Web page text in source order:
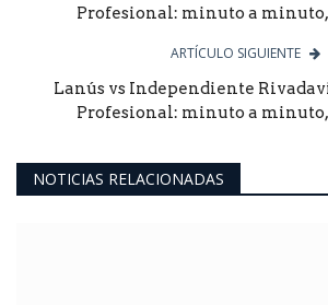
Profesional: minuto a
ARTÍCULO SIGUIENTE
Lanús vs Independiente
Profesional: minuto a
NOTICIAS RELACIONADAS